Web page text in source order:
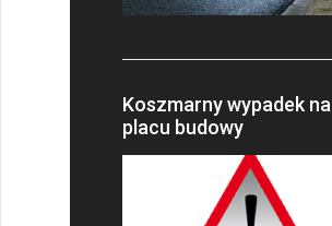
Koszmarny wypadek na
placu budowy